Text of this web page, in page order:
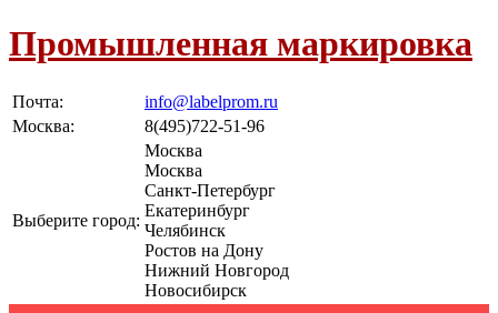
Промышленная маркировка
Почта:
info@labelprom.ru
Москва: 8(495)722-51-96
Выберите город:
Москва
Москва
Санкт-Петербург
Екатеринбург
Челябинск
Ростов на Дону
Нижний Новгород
Новосибирск